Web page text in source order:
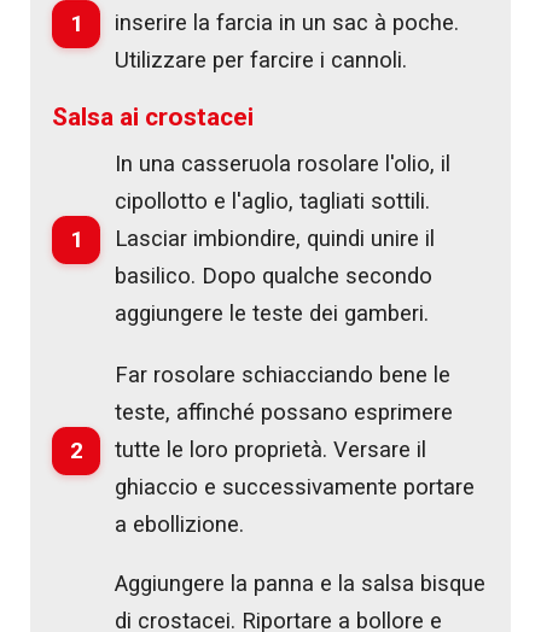
1
inserire la farcia in un sac à poche.
Utilizzare per farcire i cannoli.
Salsa ai crostacei
1
In una casseruola rosolare l'olio, il
cipollotto e l'aglio, tagliati sottili.
Lasciar imbiondire, quindi unire il
basilico. Dopo qualche secondo
aggiungere le teste dei gamberi.
2
Far rosolare schiacciando bene le
teste, affinché possano esprimere
tutte le loro proprietà. Versare il
ghiaccio e successivamente portare
a ebollizione.
Aggiungere la panna e la salsa bisque
di crostacei. Riportare a bollore e